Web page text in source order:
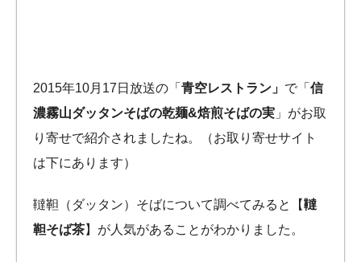
2015年10月17日放送の「 青空レストラン」 で「 信
濃霧山ダッタンそばの乾麺&焙煎そばの実 」がお取
り寄せで紹介されましたね。（お取り寄せサイト
は下にあります）
韃靼（ダッタン）そばについて調べてみると【韃
靼そば茶】が人気があることがわかりました。